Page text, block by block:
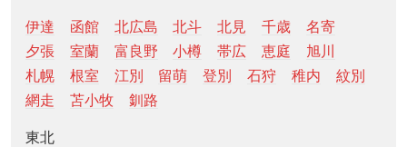
伊達 函館 北広島 北斗 北見 千歳
名寄
夕張
室蘭 富良野 小樽 帯広 恵庭
旭川
札幌
根室 江別 留萌 登別 石狩 稚内
紋別
網走
苫小牧 釧路
東北